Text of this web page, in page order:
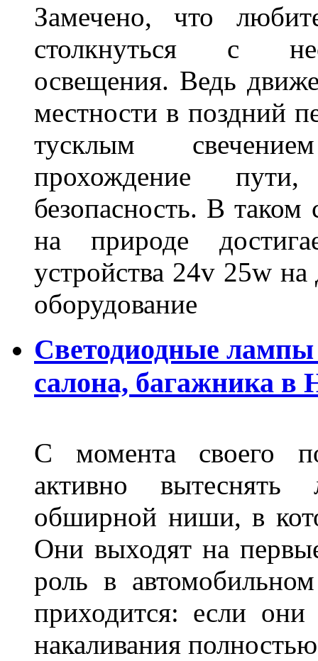
Замечено, что
столкнуться с
освещения. Ведь
местности в поздний
тусклым
прохождение
безопасность. В
на природе
устройства 24v 25w
оборудование
Светодиодные лампы
салона, багажника в
С момента своего
активно
обширной ниши, в
Они выходят на
роль в
приходится: если
накаливания